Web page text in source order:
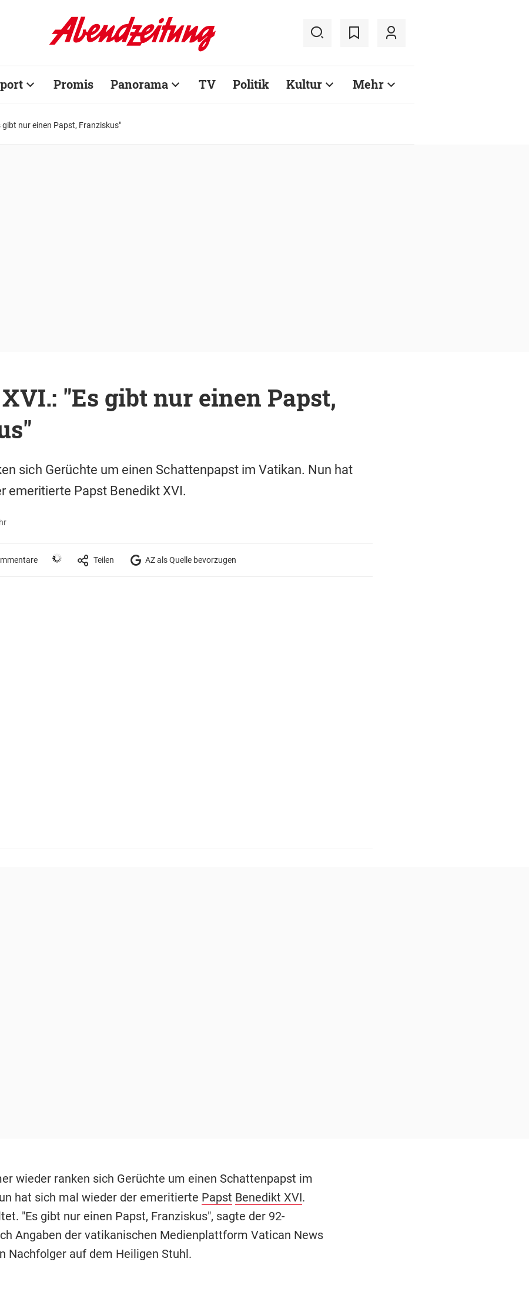
Promis Panorama TV Politik Kultur Mehr
gibt nur einen Papst, Franziskus"
"Es gibt nur einen Papst,
sich Gerüchte um einen Schattenpapst im Vatikan. Nun hat
emeritierte Papst Benedikt XVI.
Teilen AZ als Quelle bevorzugen
wieder ranken sich Gerüchte um einen Schattenpapst im
hat sich mal wieder der emeritierte Papst Benedikt XVI.
"Es gibt nur einen Papst, Franziskus", sagte der 92-
Angaben der vatikanischen Medienplattform Vatican News
Nachfolger auf dem Heiligen Stuhl.